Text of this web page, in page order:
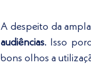
A despeito da
audiências. Isso
bons olhos a